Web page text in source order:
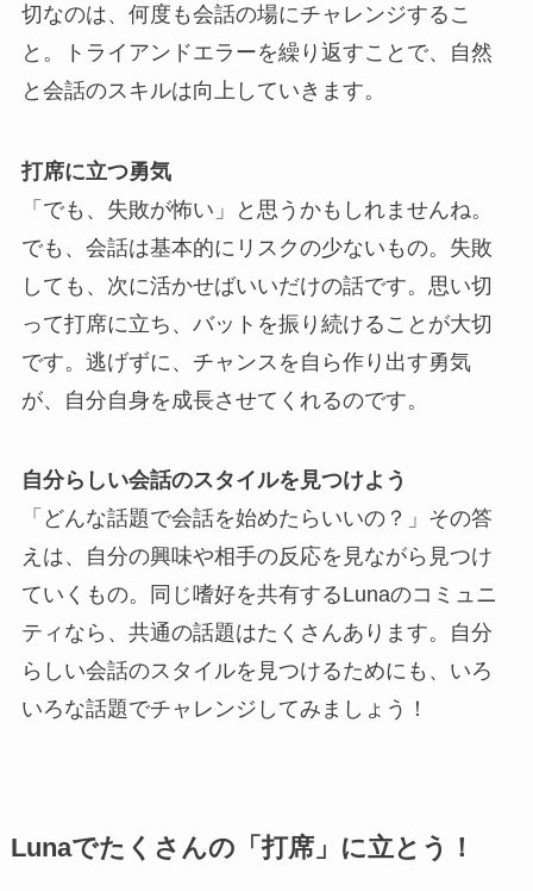
切なのは、何度も会話の場にチャレンジするこ
と。トライアンドエラーを繰り返すことで、自然
と会話のスキルは向上していきます。
打席に立つ勇気
「でも、失敗が怖い」と思うかもしれませんね。
でも、会話は基本的にリスクの少ないもの。失敗
しても、次に活かせばいいだけの話です。思い切
って打席に立ち、バットを振り続けることが大切
です。逃げずに、チャンスを自ら作り出す勇気
が、自分自身を成長させてくれるのです。
自分らしい会話のスタイルを見つけよう
「どんな話題で会話を始めたらいいの？」その答
えは、自分の興味や相手の反応を見ながら見つけ
ていくもの。同じ嗜好を共有するLunaのコミュニ
ティなら、共通の話題はたくさんあります。自分
らしい会話のスタイルを見つけるためにも、いろ
いろな話題でチャレンジしてみましょう！
Lunaでたくさんの「打席」に立とう！